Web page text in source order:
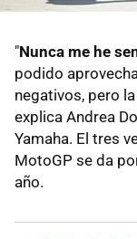
"Nunca me he
podido
negativos, pero
explica Andrea
Yamaha. El tres
MotoGP se da
año.